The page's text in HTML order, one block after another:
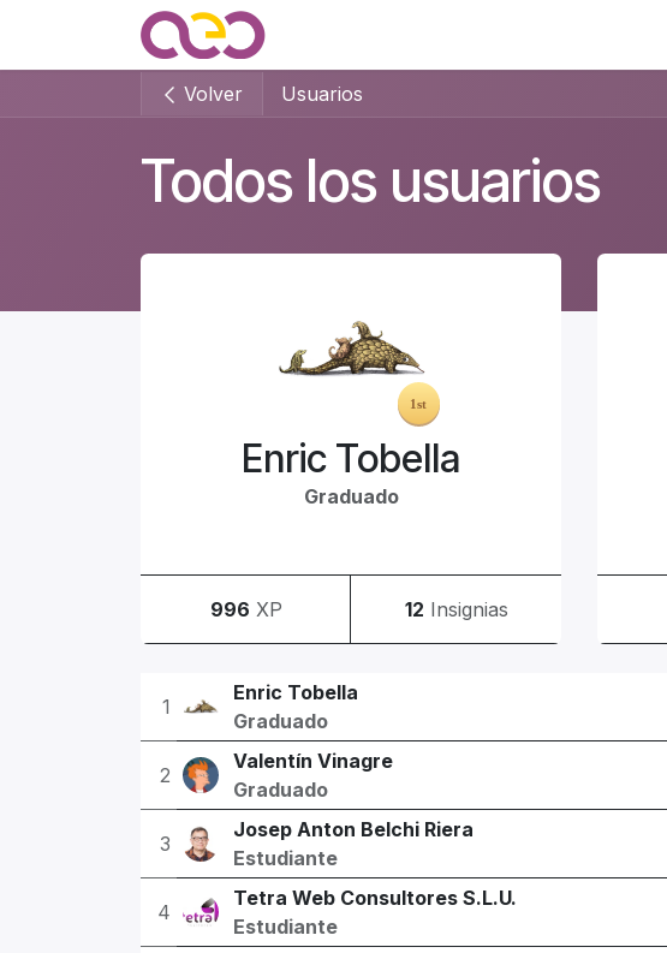
Volver Usuarios
Todos los usuarios
Enric Tobella
Graduado
996 XP 12 Insignias
1
Enric Tobella
Graduado
2
Valentín Vinagre
Graduado
3
Josep Anton Belchi Riera
Estudiante
4
Tetra Web Consultores S.L.U.
Estudiante